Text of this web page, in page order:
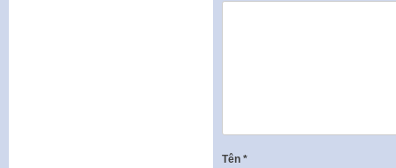
Tên *